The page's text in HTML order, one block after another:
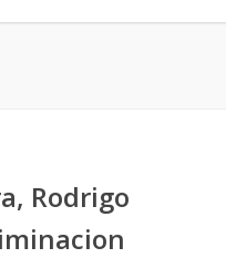
Rodrigo